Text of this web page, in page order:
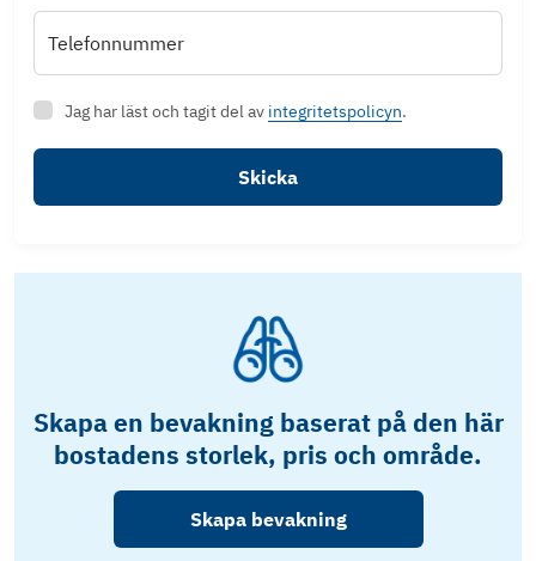
Telefonnummer
Jag har läst och tagit del av integritetspolicyn.
Skicka
Skapa en bevakning baserat på den här
bostadens storlek, pris och område.
Skapa bevakning